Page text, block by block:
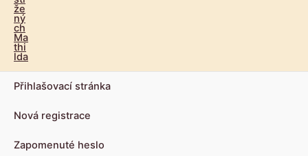
Přihlašovací stránka
Nová registrace
Zapomenuté heslo